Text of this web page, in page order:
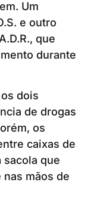
Um
e outro
que
durante
dois
de drogas
os
caixas de
sacola que
mãos de